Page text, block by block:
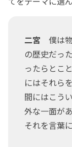
二宮 僕は
の歴史だっ
ったらとこ
にはそれら
間にはこう
外な一面が
それを言葉